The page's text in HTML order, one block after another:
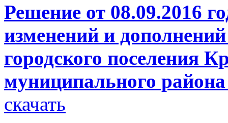
Решение от 08.09.2016
изменений и
городского поселения
муниципального района
скачать